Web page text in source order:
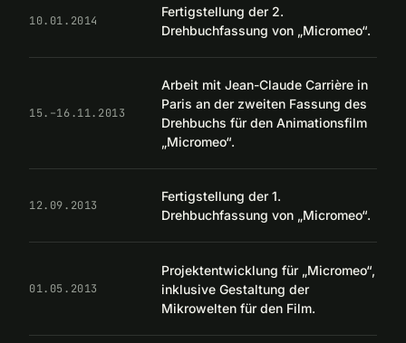
10.01.2014
Fertigstellung der 2.
Drehbuchfassung von „Micromeo“.
15.–16.11.2013
Arbeit mit Jean-Claude Carrière in
Paris an der zweiten Fassung des
Drehbuchs für den Animationsfilm
„Micromeo“.
12.09.2013
Fertigstellung der 1.
Drehbuchfassung von „Micromeo“.
01.05.2013
Projektentwicklung für „Micromeo“,
inklusive Gestaltung der
Mikrowelten für den Film.